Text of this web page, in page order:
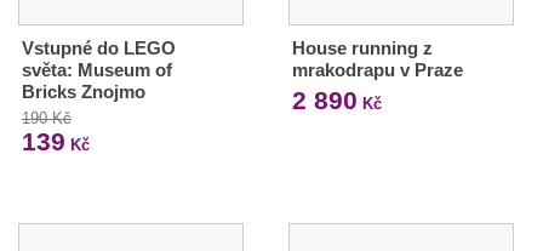
Vstupné do LEGO
světa: Museum of
Bricks Znojmo
190 Kč
139 Kč
House running z
mrakodrapu v Praze
2 890 Kč